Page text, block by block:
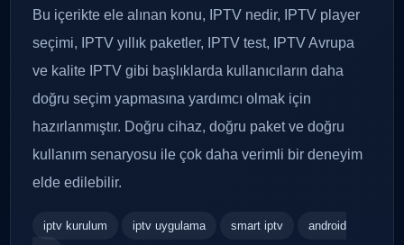
Bu içerikte ele alınan konu, IPTV nedir, IPTV player
seçimi, IPTV yıllık paketler, IPTV test, IPTV Avrupa
ve kalite IPTV gibi başlıklarda kullanıcıların daha
doğru seçim yapmasına yardımcı olmak için
hazırlanmıştır. Doğru cihaz, doğru paket ve doğru
kullanım senaryosu ile çok daha verimli bir deneyim
elde edilebilir.
iptv kurulum iptv uygulama smart iptv
android